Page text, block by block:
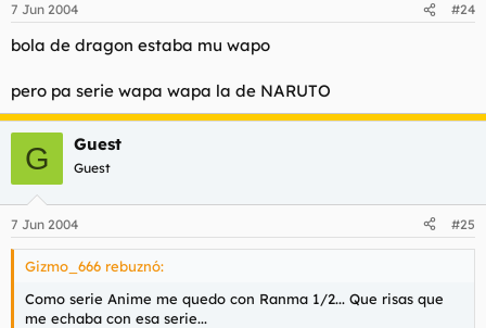
7 Jun 2004 #24
bola de dragon estaba mu wapo
pero pa serie wapa wapa la de NARUTO
G Guest
Guest
7 Jun 2004 #25
Gizmo_666 rebuznó:
Como serie Anime me quedo con Ranma 1/2... Que risas que
me echaba con esa serie...